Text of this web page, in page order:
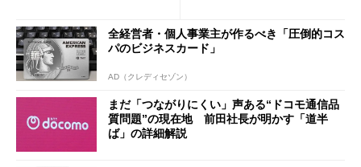
全経営者・個人事業主が作るべき「圧倒的コス
パのビジネスカード」
AD（クレディセゾン）
まだ「つながりにくい」声ある“ドコモ通信品
質問題”の現在地 前田社長が明かす「道半
ば」の詳細解説